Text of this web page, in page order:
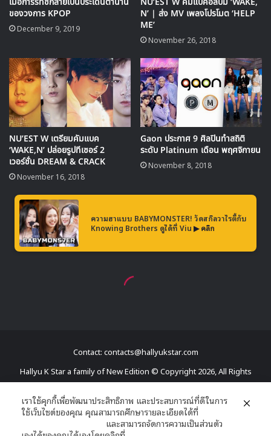
Contact: contacts@hallyukstar.com
Hallyu K Star a family of New Edition © Copyright 2026, All Rights
Facebook
X YouTube
RSS
Dailymotion
เราใช้คุกกี้เพื่อพัฒนาประสิทธิภาพ และประสบการณ์ที่ดีในการ
ใช้เว็บไซต์ของคุณ คุณสามารถศึกษารายละเอียดได้ที่
และสามารถจัดการความเป็นส่วนตัว